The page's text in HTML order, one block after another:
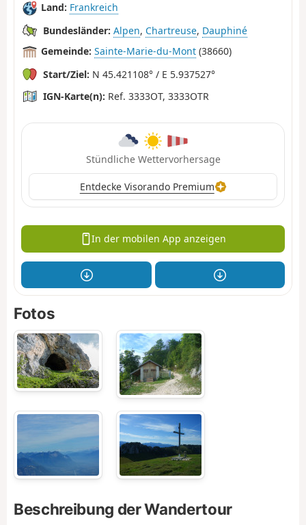
Land: Frankreich
Bundesländer: Alpen, Chartreuse, Dauphiné
Gemeinde: Sainte-Marie-du-Mont (38660)
Start/Ziel: N 45.421108° / E 5.937527°
IGN-Karte(n): Ref. 3333OT, 3333OTR
Stündliche Wettervorhersage
Entdecke Visorando Premium
In der mobilen App anzeigen
Fotos
Beschreibung der Wandertour